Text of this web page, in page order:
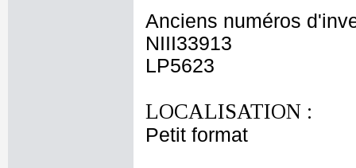
Anciens numéros
NIII33913
LP5623
LOCALISATION :
Petit format